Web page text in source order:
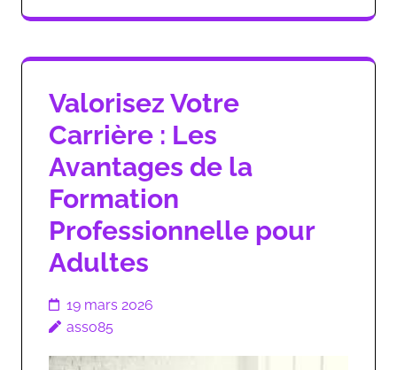
Valorisez Votre
Carrière : Les
Avantages de la
Formation
Professionnelle pour
Adultes
19 mars 2026
asso85